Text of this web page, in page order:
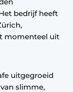
bedrijf heeft
momenteel uit
uitgegroeid
slimme,